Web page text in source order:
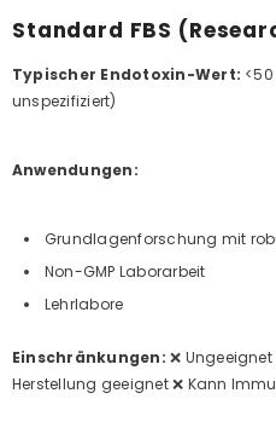
Standard FBS
Typischer Endotoxin-Wert:
unspezifiziert)
Anwendungen:
Grundlagenforschung mit
Non-GMP Laborarbeit
Lehrlabore
Einschränkungen: ❌
Herstellung geeignet ❌ Kann